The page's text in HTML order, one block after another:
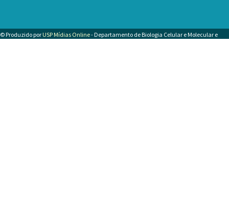
© Produzido por USP Mídias Online- Departamento de Biologia Celular e Molecular e